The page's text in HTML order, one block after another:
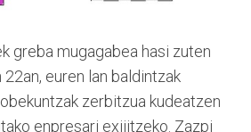
greba mugagabea hasi zuten
euren lan baldintzak
zerbitzua kudeatzen
enpresari exijitzeko. Zazpi